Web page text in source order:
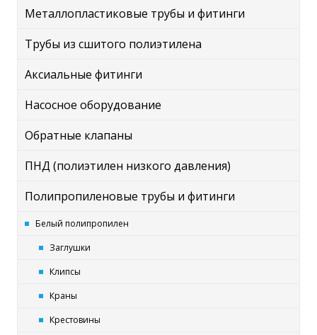
Металлопластиковые трубы и фитинги
Трубы из сшитого полиэтилена
Аксиальные фитинги
Насосное оборудование
Обратные клапаны
ПНД (полиэтилен низкого давления)
Полипропиленовые трубы и фитинги
Белый полипропилен
Заглушки
Клипсы
Краны
Крестовины